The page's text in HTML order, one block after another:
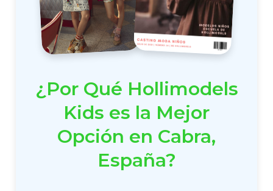
¿Por Qué Hollimodels
Kids es la Mejor
Opción en Cabra,
España?